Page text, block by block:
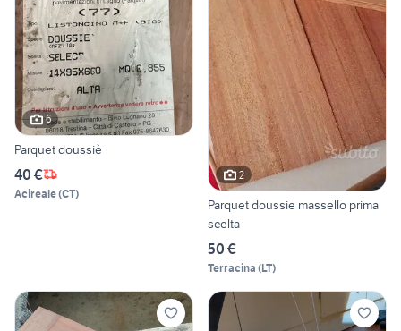
6
Parquet doussiè
40 €
Acireale(CT)
2
Parquet doussie massello prima
scelta
50 €
Terracina (LT)